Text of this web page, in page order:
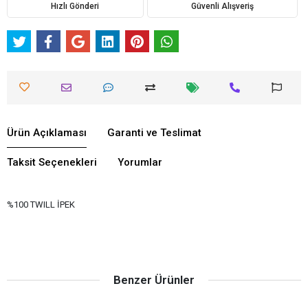
Hızlı Gönderi Güvenli Alışveriş
Ürün Açıklaması Garanti ve Teslimat
Taksit Seçenekleri Yorumlar
%100 TWILL İPEK
Benzer Ürünler